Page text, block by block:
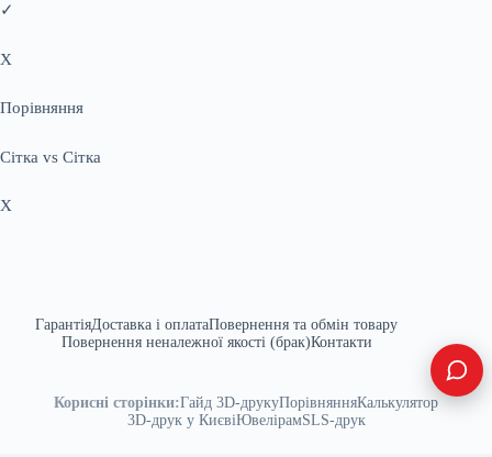
✓
X
Порівняння
Сітка vs Сітка
X
ГарантіяДоставка і оплатаПовернення та обмін товару
Повернення неналежної якості (брак)Контакти
Корисні сторінки:Гайд 3D-друкуПорівнянняКалькулятор
3D-друк у КиєвіЮвелірамSLS-друк